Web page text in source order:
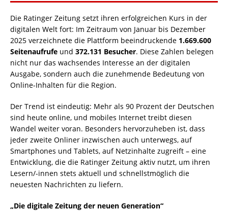
Die Ratinger Zeitung setzt ihren erfolgreichen Kurs in der
digitalen Welt fort: Im Zeitraum von Januar bis Dezember
2025 verzeichnete die Plattform beeindruckende 1.669.600
Seitenaufrufe und 372.131 Besucher. Diese Zahlen belegen
nicht nur das wachsendes Interesse an der digitalen
Ausgabe, sondern auch die zunehmende Bedeutung von
Online-Inhalten für die Region.
Der Trend ist eindeutig: Mehr als 90 Prozent der Deutschen
sind heute online, und mobiles Internet treibt diesen
Wandel weiter voran. Besonders hervorzuheben ist, dass
jeder zweite Onliner inzwischen auch unterwegs, auf
Smartphones und Tablets, auf Netzinhalte zugreift – eine
Entwicklung, die die Ratinger Zeitung aktiv nutzt, um ihren
Lesern/-innen stets aktuell und schnellstmöglich die
neuesten Nachrichten zu liefern.
„Die digitale Zeitung der neuen Generation“